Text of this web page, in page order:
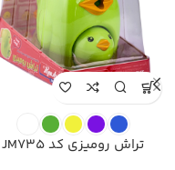
تراش رومیزی کد JM735